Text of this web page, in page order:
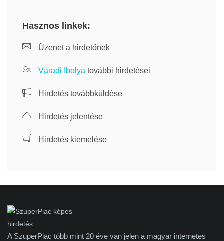
Hasznos linkek:
Üzenet a hirdetőnek
Váradi Ibolya további hirdetései
Hirdetés továbbküldése
Hirdetés jelentése
Hirdetés kiemelése
A SzuperPiac több mint 20 éve van jelen a magyar internetes